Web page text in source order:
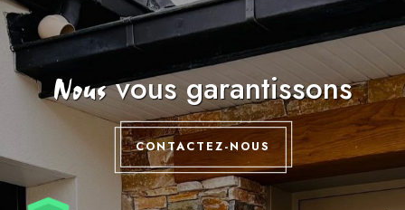
Nousvous garantissons
CONTACTEZ-NOUS